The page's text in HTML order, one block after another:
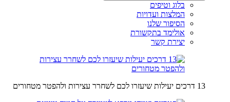
בלוג וטיפים
המלצות ועדויות
הסיפור שלנו
אולימד בתקשורת
יצירת קשר
13 דרכים יעילות שיעזרו לכם לשחרר עצירות ולהפטר מטחורים